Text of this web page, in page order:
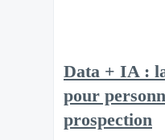
Data + IA :
pour
prospection